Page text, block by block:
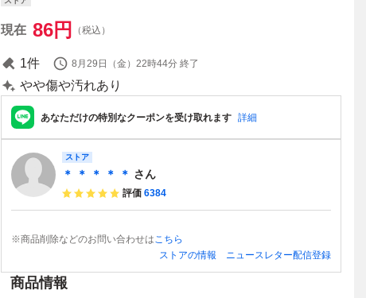
現在 86円 （税込）
1件 8月29日（金）22時44分 終了
やや傷や汚れあり
あなただけの特別なクーポンを受け取れます 詳細
ストア
＊ ＊ ＊ ＊ ＊ さん
評価 6384
※商品削除などのお問い合わせはこちら
ストアの情報
ニュースレター配信登録
商品情報